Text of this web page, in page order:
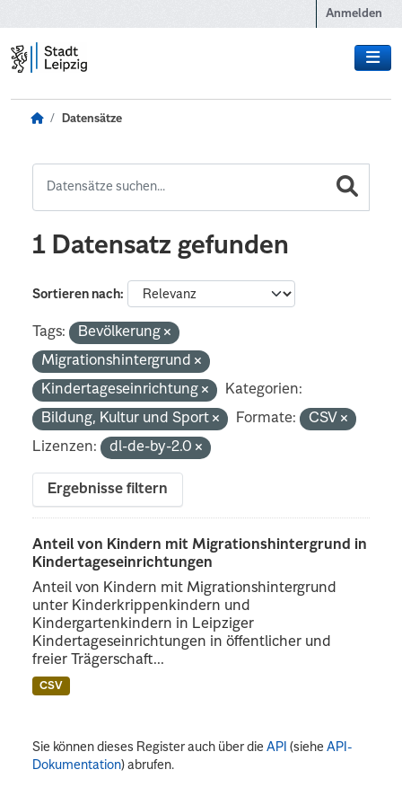
Anmelden
Datensätze
1 Datensatz gefunden
Sortieren nach
Tags:
Bevölkerung
Migrationshintergrund
Kindertageseinrichtung
Kategorien:
Bildung, Kultur und Sport
Formate:
CSV
Lizenzen:
dl-de-by-2.0
Ergebnisse filtern
Anteil von Kindern mit Migrationshintergrund in
Kindertageseinrichtungen
Anteil von Kindern mit Migrationshintergrund
unter Kinderkrippenkindern und
Kindergartenkindern in Leipziger
Kindertageseinrichtungen in öffentlicher und
freier Trägerschaft...
CSV
Sie können dieses Register auch über dieAPI (sieheAPI-
Dokumentation) abrufen.